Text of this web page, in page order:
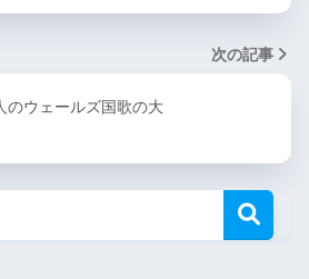
次の記事
のウェールズ国歌の大